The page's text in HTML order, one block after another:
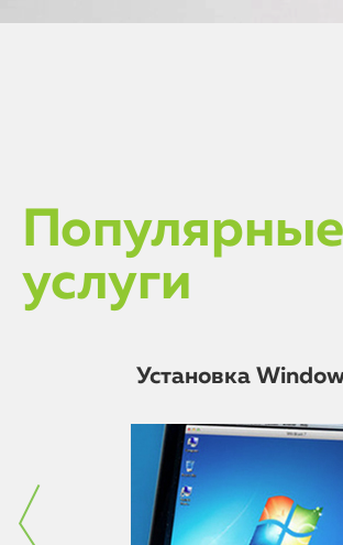
Популярные
услуги
Установка